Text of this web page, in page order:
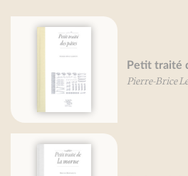
Petit traité des pâtes
Pierre-Brice Lebrun